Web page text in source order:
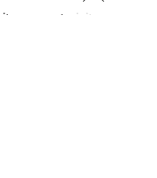
et visiteurs